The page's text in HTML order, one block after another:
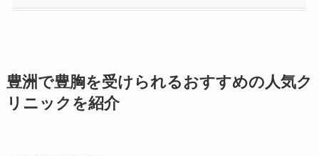
豊洲で豊胸を受けられるおすすめの人気ク
リニックを紹介